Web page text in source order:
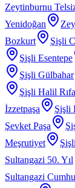
Zeytinburnu
Yenidoğan
Bozkurt
Şişli
Şişli Esentepe
Şişli Gülbahar
Şişli Halil
İzzetpaşa
Şişli
Şevket Paşa
Meşrutiyet
Sultangazi 50. Yıl
Sultangazi